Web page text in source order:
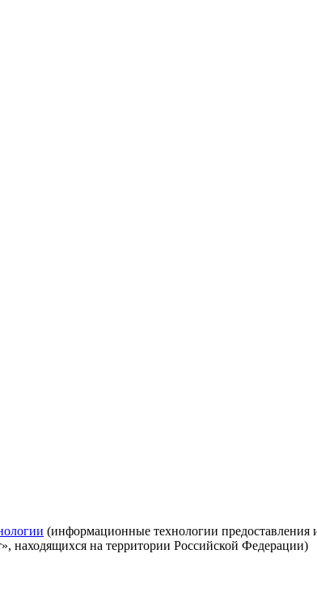
(информационные технологии предоставления
находящихся на территории Российской Федерации)